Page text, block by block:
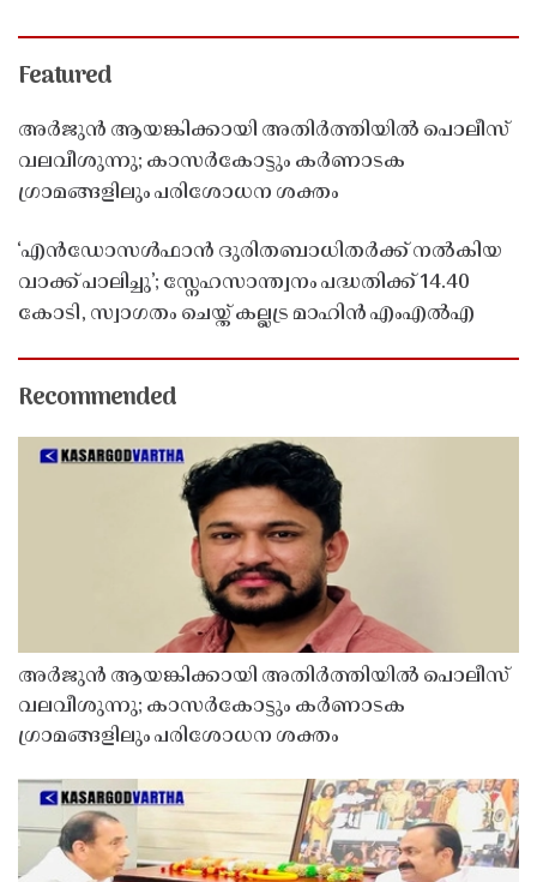
Featured
അർജുൻ ആയങ്കിക്കായി അതിർത്തിയിൽ പൊലീസ്
വലവീശുന്നു; കാസർകോട്ടും കർണാടക
ഗ്രാമങ്ങളിലും പരിശോധന ശക്തം
‘എൻഡോസൾഫാൻ ദുരിതബാധിതർക്ക് നൽകിയ
വാക്ക് പാലിച്ചു’; സ്നേഹസാന്ത്വനം പദ്ധതിക്ക് 14.40
കോടി, സ്വാഗതം ചെയ്ത് കല്ലട്ര മാഹിൻ എംഎൽഎ
Recommended
അർജുൻ ആയങ്കിക്കായി അതിർത്തിയിൽ പൊലീസ്
വലവീശുന്നു; കാസർകോട്ടും കർണാടക
ഗ്രാമങ്ങളിലും പരിശോധന ശക്തം